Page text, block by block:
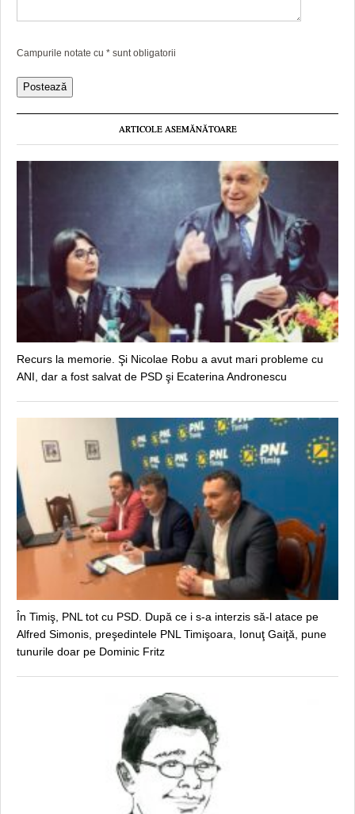
Campurile notate cu * sunt obligatorii
ARTICOLE ASEMĂNĂTOARE
Recurs la memorie. Şi Nicolae Robu a avut mari probleme cu
ANI, dar a fost salvat de PSD şi Ecaterina Andronescu
În Timiş, PNL tot cu PSD. După ce i s-a interzis să-l atace pe
Alfred Simonis, preşedintele PNL Timişoara, Ionuţ Gaiţă, pune
tunurile doar pe Dominic Fritz